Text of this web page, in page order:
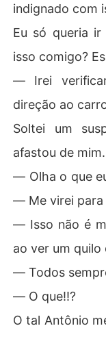
indignado com
Eu só queria
isso comigo?
― Irei
direção ao
Soltei um
afastou de mim.
― Olha o que
― Me virei para
― Isso não é
ao ver um quilo
― Todos
― O que!!?
O tal Antônio